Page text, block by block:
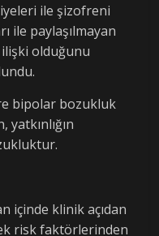
ile şizofreni
ile paylaşılmayan
ilişki olduğunu
bipolar bozukluk
içinde klinik açıdan
risk faktörlerinden